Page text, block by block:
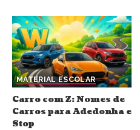
MATERIAL ESCOLAR
Carro com Z: Nomes de
Carros para Adedonha e
Stop